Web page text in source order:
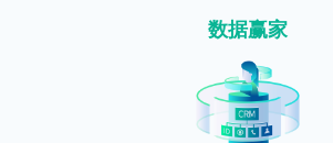
数据赢家